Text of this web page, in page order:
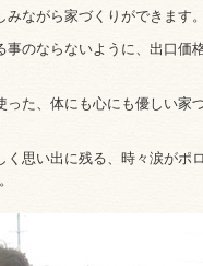
ながら家づくりができます。
事のならないように、出口価
った、体にも心にも優しい家
思い出に残る、時々涙がポ